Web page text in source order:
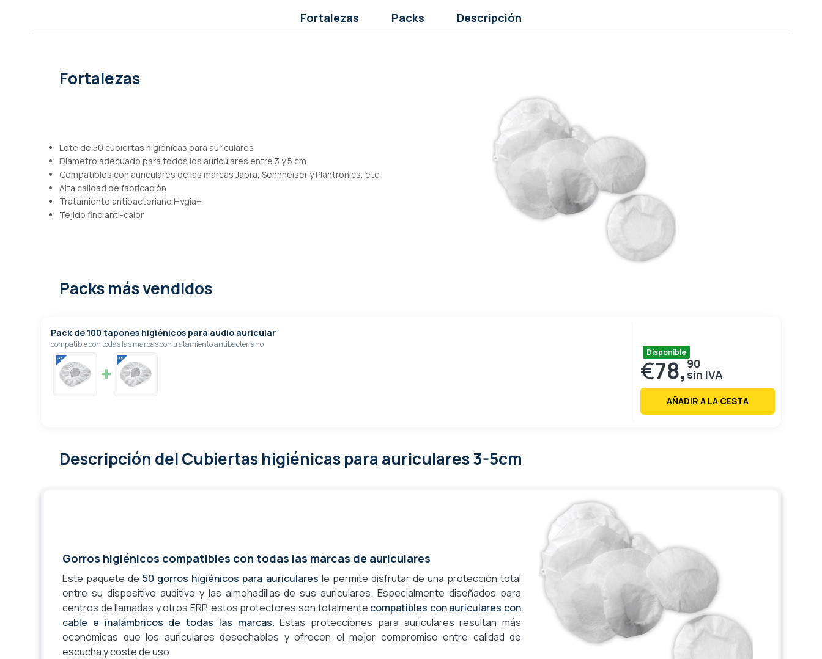
Fortalezas Packs Descripción
Fortalezas
Lote de 50 cubiertas higiénicas para auriculares
Diámetro adecuado para todos los auriculares entre 3 y 5 cm
Compatibles con auriculares de las marcas Jabra, Sennheiser y Plantronics, etc.
Alta calidad de fabricación
Tratamiento antibacteriano Hygia+
Tejido fino anti-calor
Packs más vendidos
Pack de 100 tapones higiénicos para audio auricular
compatible con todas las marcas con tratamiento antibacteriano
Disponible
€78,90
AÑADIR A LA CESTA
Descripción del Cubiertas higiénicas para auriculares 3-5cm
Gorros higiénicos compatibles con todas las marcas de auriculares
Este paquete de50 gorros higiénicos para auriculares le permite disfrutar de una protección total
entre su dispositivo auditivo y las almohadillas de sus auriculares. Especialmente diseñados para
centros de llamadas y otros ERP, estos protectores son totalmente compatibles con auriculares con
cable e inalámbricos de todas las marcas. Estas protecciones para auriculares resultan más
económicas que los auriculares desechables y ofrecen el mejor compromiso entre calidad de
escucha y coste de uso.